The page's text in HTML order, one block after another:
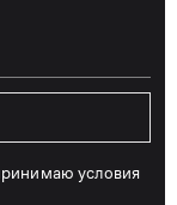
условия